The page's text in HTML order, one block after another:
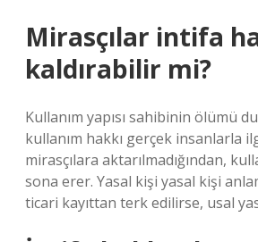
Mirasçılar intifa
kaldırabilir mi?
Kullanım yapısı sahibinin ölümü
kullanım hakkı gerçek insanlarla
mirasçılara aktarılmadığından,
sona erer. Yasal kişi yasal kişi
ticari kayıttan terk edilirse, usal